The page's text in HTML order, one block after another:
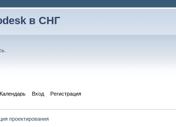
в СНГ
Календарь Вход Регистрация
проектирования